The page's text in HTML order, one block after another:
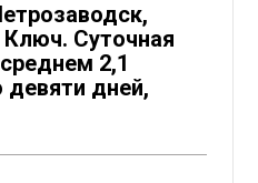
Суточная
2,1
девяти дней,